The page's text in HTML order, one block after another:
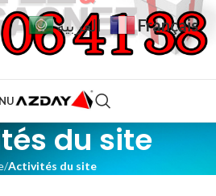
du site
Activités du site
العربية Français